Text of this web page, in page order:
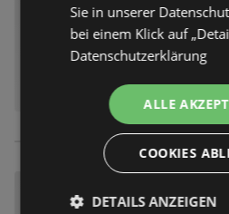
Sie in unserer
bei einem Klick auf
Datenschutzerklärung
ALLE
COOKIES
DETAILS ANZEIGEN